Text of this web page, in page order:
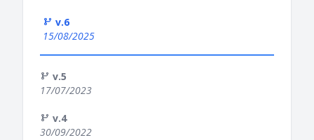
v.6
15/08/2025
v.5
17/07/2023
v.4
30/09/2022